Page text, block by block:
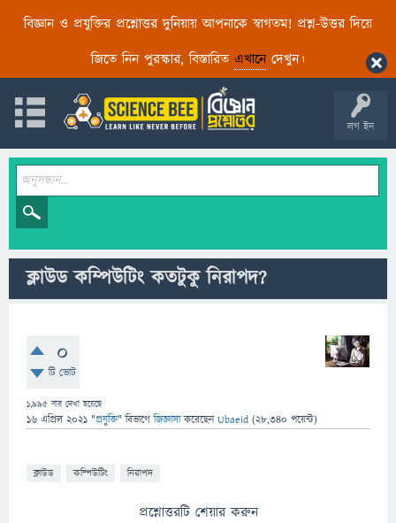
বিজ্ঞান ও প্রযুক্তির প্রশ্নোত্তর দুনিয়ায় আপনাকে স্বাগতম! প্রশ্ন-উত্তর দিয়ে
জিতে নিন পুরস্কার, বিস্তারিত এখানেদেখুন।
লগ ইন
ক্লাউড কম্পিউটিং কতটুকু নিরাপদ?
0
টি ভোট
1,995 বার দেখা হয়েছে
16 এপ্রিল 2021 "প্রযুক্তি" বিভাগে জিজ্ঞাসাকরেছেনUbaeid (28,340 পয়েন্ট)
ক্লাউড কম্পিউটিং নিরাপদ
প্রশ্নোত্তরটি শেয়ার করুন